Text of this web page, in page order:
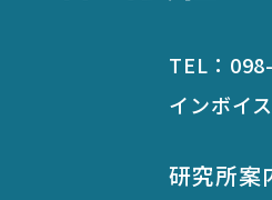
TEL：
インボイ
研究所案